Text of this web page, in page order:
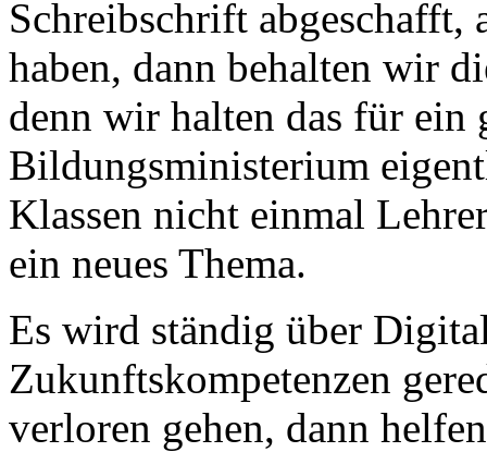
Schreibschrift abgeschafft,
haben, dann behalten wir
denn wir halten das für ein
Bildungsministerium
Klassen nicht einmal
ein neues Thema.
Es wird ständig über
Zukunftskompetenzen
verloren gehen, dann